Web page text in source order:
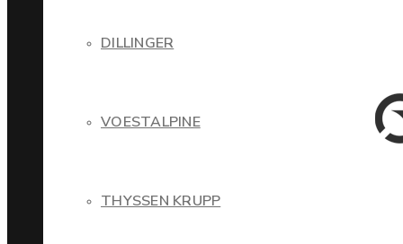
DILLINGER
VOESTALPINE
THYSSEN KRUPP